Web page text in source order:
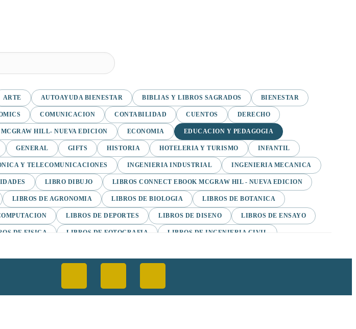
ARTE AUTOAYUDA BIENESTAR BIBLIAS Y LIBROS SAGRADOS BIENESTAR
COMUNICACION CONTABILIDAD CUENTOS DERECHO
MCGRAW HILL- NUEVA EDICION ECONOMIA EDUCACION Y PEDAGOGIA
GENERAL GIFTS HISTORIA HOTELERIA Y TURISMO INFANTIL
Y TELECOMUNICACIONES INGENIERIA INDUSTRIAL INGENIERIA MECANICA
LIBRO DIBUJO LIBROS CONNECT EBOOK MCGRAW HIL - NUEVA EDICION
LIBROS DE AGRONOMIA LIBROS DE BIOLOGIA LIBROS DE BOTANICA
LIBROS DE DEPORTES LIBROS DE DISENO LIBROS DE ENSAYO
DE FISICA LIBROS DE FOTOGRAFIA LIBROS DE INGENIERIA CIVIL
LIBROS DE NOVELA NEGRA